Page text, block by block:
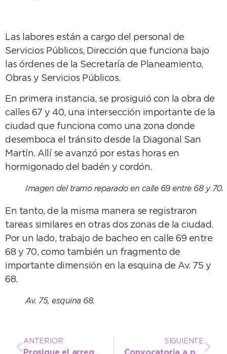
Las labores están a cargo del personal de
Servicios Públicos, Dirección que funciona bajo
las órdenes de la Secretaría de Planeamiento,
Obras y Servicios Públicos.
En primera instancia, se prosiguió con la obra de
calles 67 y 40, una intersección importante de la
ciudad que funciona como una zona donde
desemboca el tránsito desde la Diagonal San
Martín. Allí se avanzó por estas horas en
hormigonado del badén y cordón.
Imagen del tramo reparado en calle 69 entre 68 y 70.
En tanto, de la misma manera se registraron
tareas similares en otras dos zonas de la ciudad.
Por un lado, trabajo de bacheo en calle 69 entre
68 y 70, como también un fragmento de
importante dimensión en la esquina de Av. 75 y
68.
Av. 75, esquina 68.
ANTERIOR SIGUIENTE